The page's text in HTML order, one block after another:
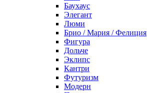
Баухаус
Элегант
Люми
Брио / Мария / Фелиция
Фигура
Дольче
Эклипс
Кантри
Футуризм
Модерн